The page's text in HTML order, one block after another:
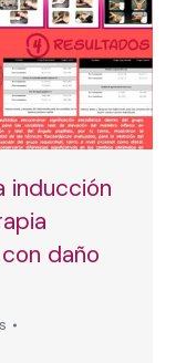
inducción
daño